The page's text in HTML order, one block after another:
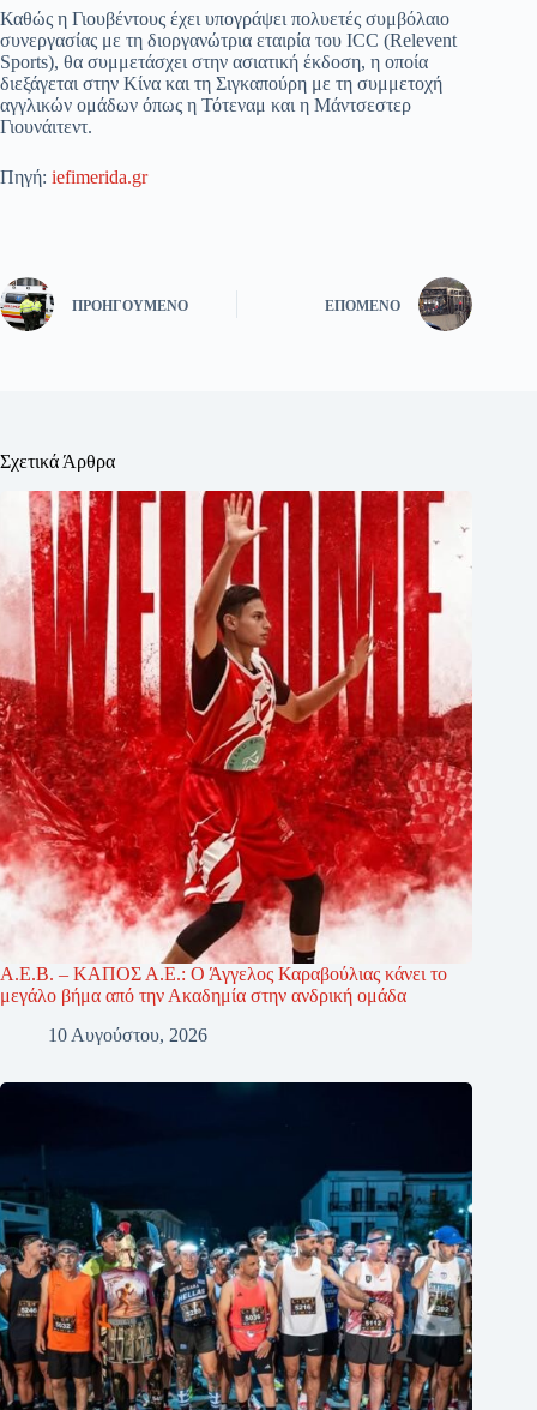
Καθώς η Γιουβέντους έχει υπογράψει πολυετές συμβόλαιο
συνεργασίας με τη διοργανώτρια εταιρία του ICC (Relevent
Sports), θα συμμετάσχει στην ασιατική έκδοση, η οποία
διεξάγεται στην Κίνα και τη Σιγκαπούρη με τη συμμετοχή
αγγλικών ομάδων όπως η Τότεναμ και η Μάντσεστερ
Γιουνάιτεντ.
Πηγή: iefimerida.gr
ΠΡΟΗΓΟΎΜΕΝΟ ΕΠΌΜΕΝΟ
Σχετικά Άρθρα
Α.Ε.Β. – ΚΑΠΟΣ Α.Ε.: Ο Άγγελος Καραβούλιας κάνει το
μεγάλο βήμα από την Ακαδημία στην ανδρική ομάδα
10 Αυγούστου, 2026